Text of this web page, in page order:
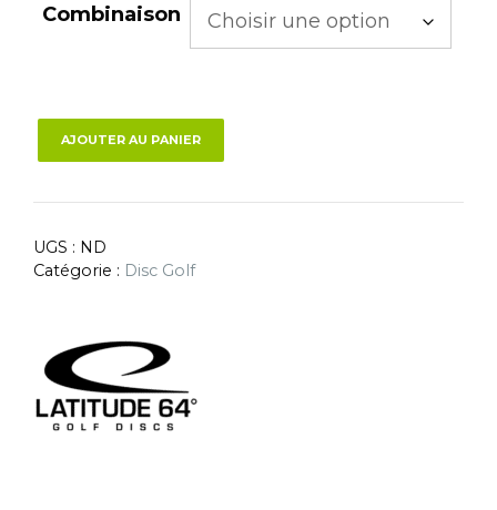
Combinaison
AJOUTER AU PANIER
UGS : ND
Catégorie : Disc Golf